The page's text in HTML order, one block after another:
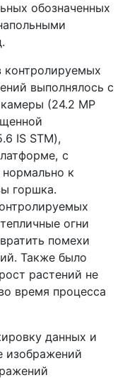
обозначенных
контролируемых
выполнялось с
(24.2 MP
IS STM),
с
к
горшка.
огни
помехи
Также было
растений не
время процесса
данных и
изображений